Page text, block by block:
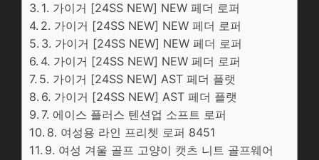
1. 가이거 [24SS NEW] NEW 페더 로퍼
2. 가이거 [24SS NEW] NEW 페더 로퍼
3. 가이거 [24SS NEW] NEW 페더 로퍼
4. 가이거 [24SS NEW] NEW 페더 로퍼
5. 가이거 [24SS NEW] AST 페더 플랫
6. 가이거 [24SS NEW] AST 페더 플랫
7. 에이스 플러스 텐션업 소프트 로퍼
8. 여성용 라인 프리쳇 로퍼 8451
9. 여성 겨울 골프 고양이 캣츠 니트 골프웨어